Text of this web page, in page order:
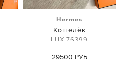
Hermes
Кошелёк
LUX-76399
29500 РУБ